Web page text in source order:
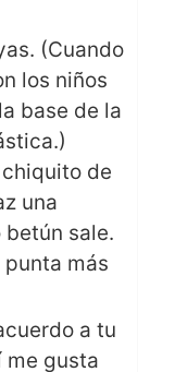
(Cuando
los niños
base de la
de
una
sale.
más
a tu
me gusta